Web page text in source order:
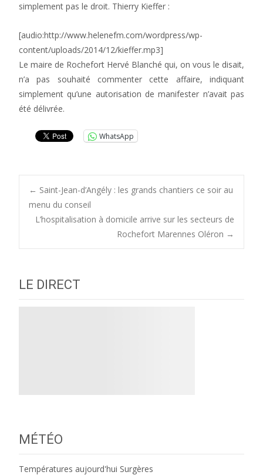
simplement pas le droit. Thierry Kieffer :
[audio:http://www.helenefm.com/wordpress/wp-
content/uploads/2014/12/kieffer.mp3]
Le maire de Rochefort Hervé Blanché qui, on vous le disait,
n’a pas souhaité commenter cette affaire, indiquant
simplement qu’une autorisation de manifester n’avait pas
été délivrée.
WhatsApp
Post
navigation
← Saint-Jean-d’Angély : les grands chantiers ce soir au
menu du conseil
L’hospitalisation à domicile arrive sur les secteurs de
Rochefort Marennes Oléron →
LE DIRECT
MÉTÉO
Températures aujourd'hui Surgères